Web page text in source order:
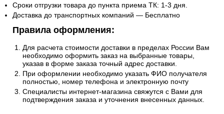
Сроки отгрузки товара до пункта приема ТК: 1-3 дня.
Доставка до транспортных компаний — Бесплатно
Правила оформления:
Для расчета стоимости доставки в пределах России Вам
необходимо оформить заказ на выбранные товары,
указав в форме заказа точный адрес доставки.
При оформлении необходимо указать ФИО получателя
полностью, номер телефона и электронную почту
Специалисты интернет-магазина свяжутся с Вами для
подтверждения заказа и уточнения внесенных данных.